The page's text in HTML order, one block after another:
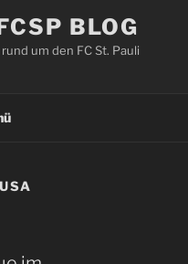
BLOG
um den FC St. Pauli